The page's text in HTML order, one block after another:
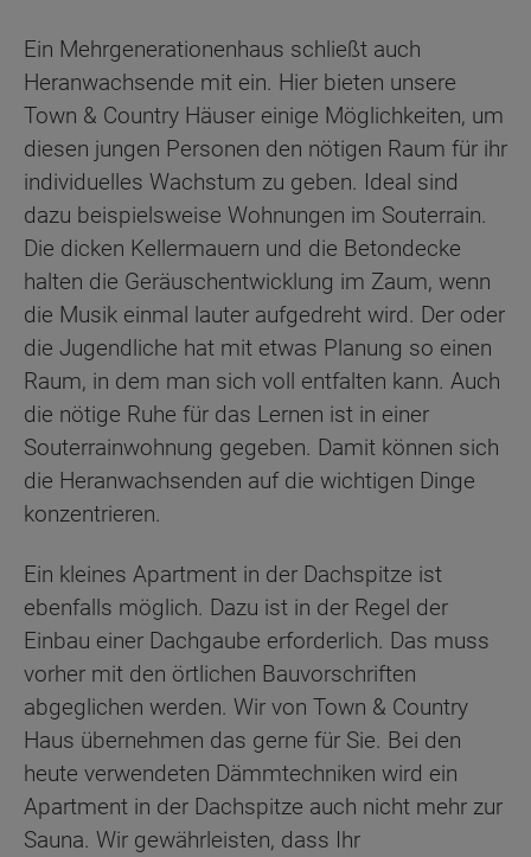
Ein Mehrgenerationenhaus schließt auch
Heranwachsende mit ein. Hier bieten unsere
Town & Country Häuser einige Möglichkeiten, um
diesen jungen Personen den nötigen Raum für ihr
individuelles Wachstum zu geben. Ideal sind
dazu beispielsweise Wohnungen im Souterrain.
Die dicken Kellermauern und die Betondecke
halten die Geräuschentwicklung im Zaum, wenn
die Musik einmal lauter aufgedreht wird. Der oder
die Jugendliche hat mit etwas Planung so einen
Raum, in dem man sich voll entfalten kann. Auch
die nötige Ruhe für das Lernen ist in einer
Souterrainwohnung gegeben. Damit können sich
die Heranwachsenden auf die wichtigen Dinge
konzentrieren.
Ein kleines Apartment in der Dachspitze ist
ebenfalls möglich. Dazu ist in der Regel der
Einbau einer Dachgaube erforderlich. Das muss
vorher mit den örtlichen Bauvorschriften
abgeglichen werden. Wir von Town & Country
Haus übernehmen das gerne für Sie. Bei den
heute verwendeten Dämmtechniken wird ein
Apartment in der Dachspitze auch nicht mehr zur
Sauna. Wir gewährleisten, dass Ihr